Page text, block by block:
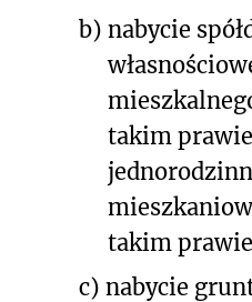
b) nabycie
takim
takim
c) nabycie